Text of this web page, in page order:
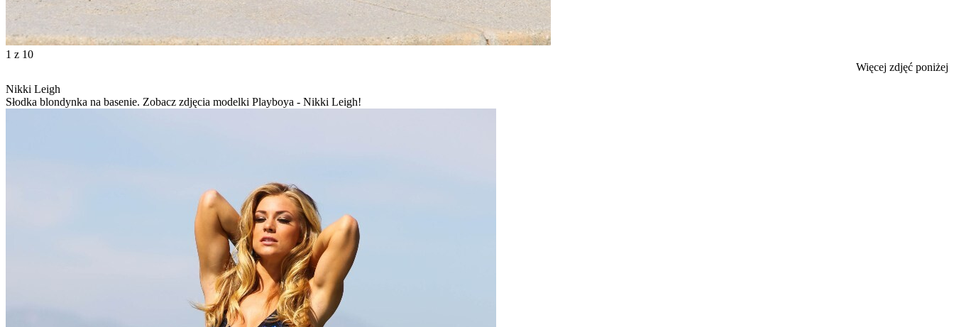
1 z 10
Więcej zdjęć poniżej
Nikki Leigh
Słodka blondynka na basenie. Zobacz zdjęcia modelki Playboya - Nikki Leigh!